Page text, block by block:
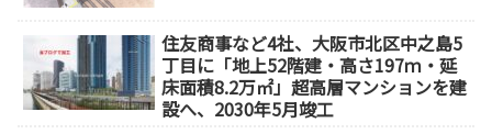
住友商事など4社、大阪市北区中之島5
丁目に「地上52階建・高さ197ｍ・延
床面積8.2万㎡」超高層マンションを建
設へ、2030年5月竣工